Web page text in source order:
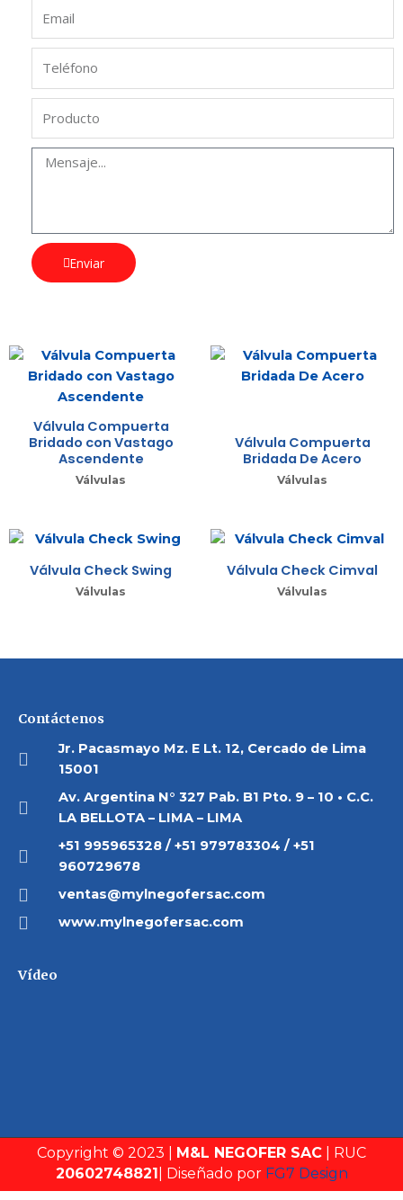
Enviar
Válvula Compuerta
Bridado con Vastago
Ascendente
Válvulas
Válvula Compuerta
Bridada De Acero
Válvulas
Válvula Check Swing
Válvulas
Válvula Check Cimval
Válvulas
Contáctenos
Jr. Pacasmayo Mz. E Lt. 12, Cercado de Lima
15001
Av. Argentina N° 327 Pab. B1 Pto. 9 – 10 • C.C.
LA BELLOTA – LIMA – LIMA
+51 995965328 / +51 979783304 / +51
960729678
ventas@mylnegofersac.com
www.mylnegofersac.com
Vídeo
Copyright © 2023 | M&L NEGOFER SAC | RUC
20602748821
| Diseñado por FG7 Design